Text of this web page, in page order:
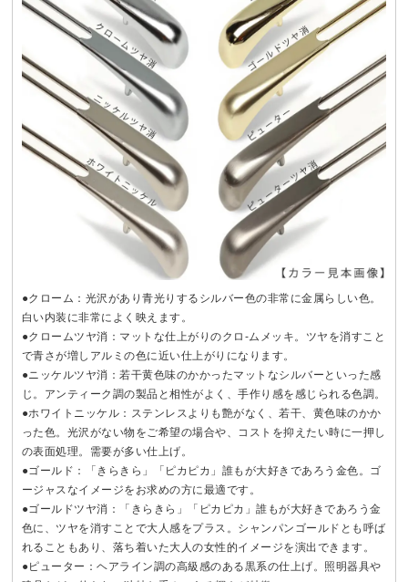
●クローム：光沢があり青光りするシルバー色の非常に金属らしい色。
白い内装に非常によく映えます。
●クロームツヤ消：マットな仕上がりのクロ-ムメッキ。ツヤを消すこと
で青さが増しアルミの色に近い仕上がりになります。
●ニッケルツヤ消：若干黄色味のかかったマットなシルバーといった感
じ。アンティーク調の製品と相性がよく、手作り感を感じられる色調。
●ホワイトニッケル：ステンレスよりも艶がなく、若干、黄色味のかか
った色。光沢がない物をご希望の場合や、コストを抑えたい時に一押し
の表面処理。需要が多い仕上げ。
●ゴールド：「きらきら」「ピカピカ」誰もが大好きであろう金色。ゴ
ージャスなイメージをお求めの方に最適です。
●ゴールドツヤ消：「きらきら」「ピカピカ」誰もが大好きであろう金
色に、ツヤを消すことで大人感をプラス。シャンパンゴールドとも呼ば
れることもあり、落ち着いた大人の女性的イメージを演出できます。
●ピューター：ヘアライン調の高級感のある黒系の仕上げ。照明器具や